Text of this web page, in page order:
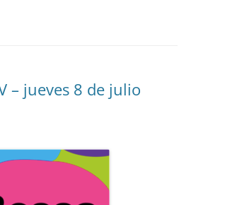
– jueves 8 de julio